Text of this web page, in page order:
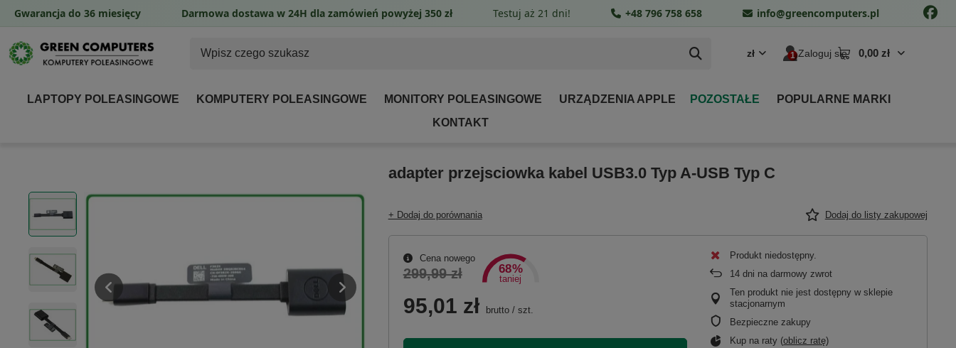
zł Zaloguj się 0,00 zł
LAPTOPY POLEASINGOWE KOMPUTERY POLEASINGOWE MONITORY POLEASINGOWE URZĄDZENIA APPLE POZOSTAŁE
POPULARNE MARKI
KONTAKT
adapter przejsciowka kabel USB3.0 Typ A-USB Typ C
+ Dodaj do porównania Dodaj do listy zakupowej
Cena nowego
299,99 zł 68%
taniej
95,01 zł brutto/ szt.
Produkt niedostępny
14 dni na darmowy zwrot
Ten produkt nie jest dostępny w sklepie
stacjonarnym
Bezpieczne zakupy
Kup na raty (oblicz ratę)
Gwarancja do 36 miesięcy Darmowa dostawa w 24H dla zamówień powyżej 350 zł Testuj aż 21 dni! +48 796 758 658 info@greencomputers.pl